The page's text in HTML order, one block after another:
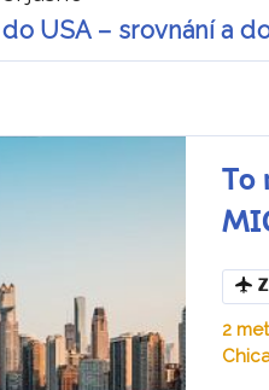
USA – srovnání a
To
2